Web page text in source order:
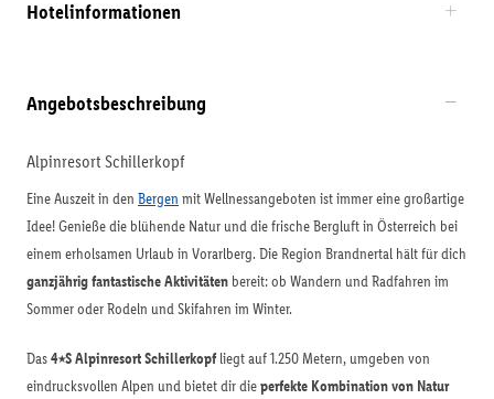
Hotelinformationen
Angebotsbeschreibung
Alpinresort Schillerkopf
Eine Auszeit in den Bergen mit Wellnessangeboten ist immer eine großartige
Idee! Genieße die blühende Natur und die frische Bergluft in Österreich bei
einem erholsamen Urlaub in Vorarlberg. Die Region Brandnertal hält für dich
ganzjährig fantastische Aktivitäten bereit: ob Wandern und Radfahren im
Sommer oder Rodeln und Skifahren im Winter.
Das4⭑S Alpinresort Schillerkopfliegt auf 1.250 Metern, umgeben von
eindrucksvollen Alpen und bietet dir dieperfekte Kombination von Natur